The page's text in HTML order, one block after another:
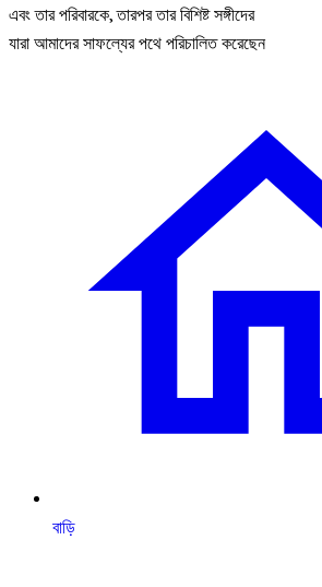
এবং তার পরিবারকে, তারপর তার বিশিষ্ট সঙ্গীদের
যারা আমাদের সাফল্যের পথে পরিচালিত করেছেন
বাড়ি